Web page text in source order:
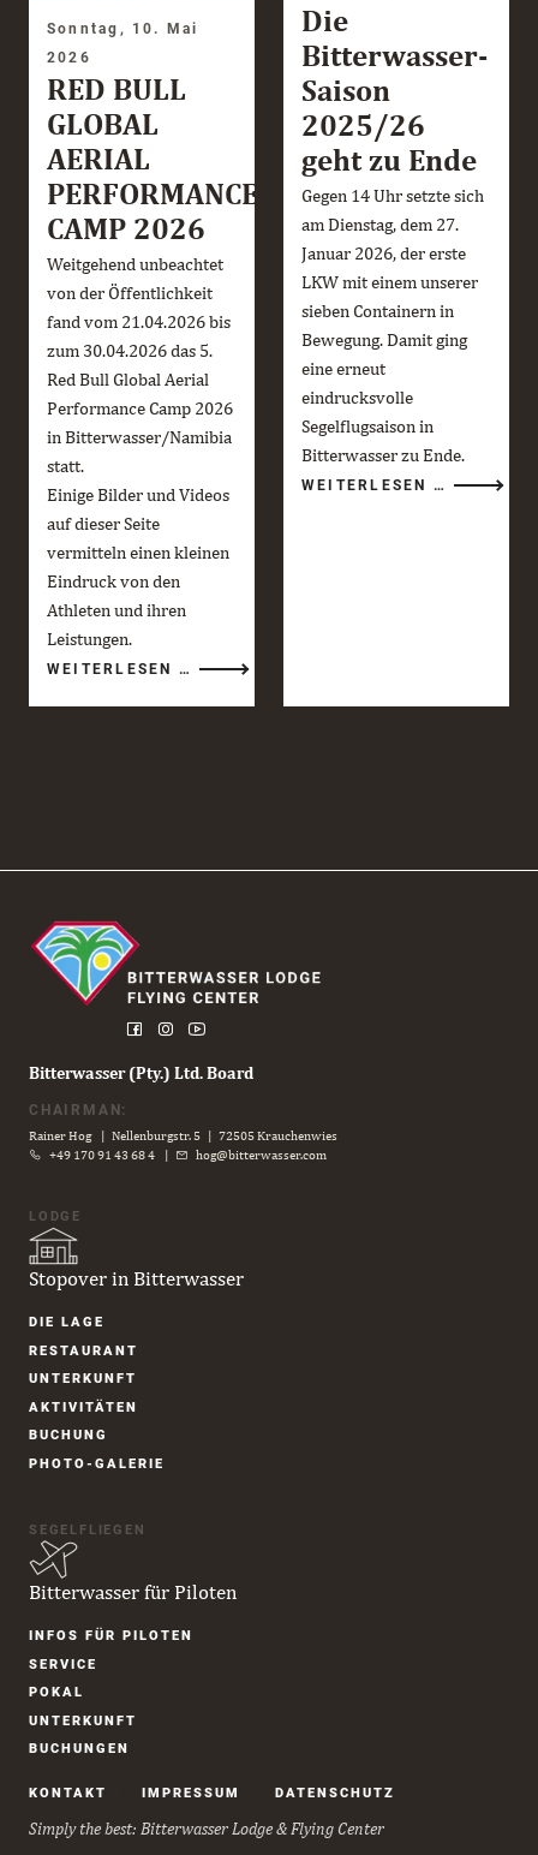
Sonntag, 10. Mai
2026
RED BULL
GLOBAL
AERIAL
PERFORMANCE
CAMP 2026
Weitgehend unbeachtet
von der Öffentlichkeit
fand vom 21.04.2026 bis
zum 30.04.2026 das 5.
Red Bull Global Aerial
Performance Camp 2026
in Bitterwasser/Namibia
statt.
Einige Bilder und Videos
auf dieser Seite
vermitteln einen kleinen
Eindruck von den
Athleten und ihren
Leistungen.
WEITERLESEN …
AERIAL
Die
Bitterwasser-
Saison
2025/26
geht zu Ende
Gegen 14 Uhr setzte sich
am Dienstag, dem 27.
Januar 2026, der erste
LKW mit einem unserer
sieben Containern in
Bewegung. Damit ging
eine erneut
eindrucksvolle
Segelflugsaison in
Bitterwasser zu Ende.
WEITERLESEN …
Bitterwasser (Pty.) Ltd. Board
CHAIRMAN:
Rainer Hog | Nellenburgstr. 5 | 72505 Krauchenwies
+49 170 91 43 68 4 | hog@bitterwasser.com
LODGE
Stopover in Bitterwasser
Navigation
DIE LAGE
RESTAURANT
UNTER­KUNFT
AKTIVITÄTEN
BUCHUNG
PHOTO-GALERIE
SEGELFLIEGEN
Bitterwasser für Piloten
Navigation
INFOS FÜR PILOTEN
SERVICE
POKAL
UNTER­KUNFT
BUCHUNGEN
Navigation
KONTAKT IMPRESSUM DATENSCHUTZ
Simply the best: Bitterwasser Lodge & Flying Center